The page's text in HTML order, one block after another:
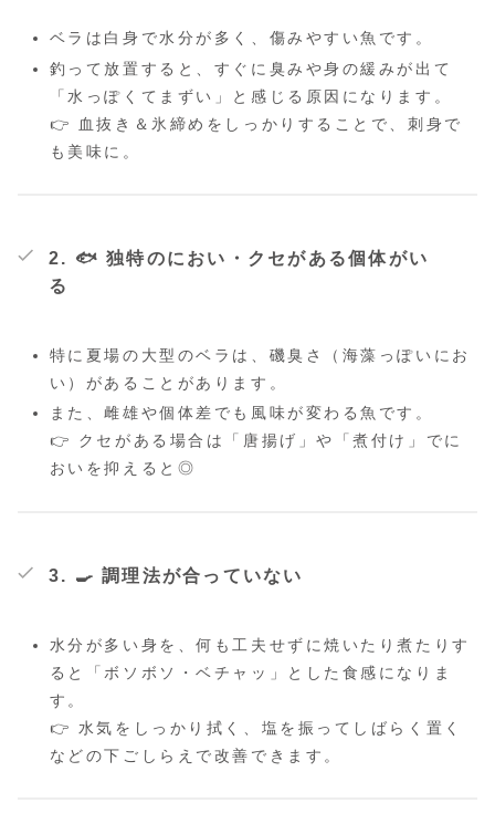
ベラは白身で水分が多く、傷みやすい魚です。
釣って放置すると、すぐに臭みや身の緩みが出て
「水っぽくてまずい」と感じる原因になります。
👉 血抜き＆氷締めをしっかりすることで、刺身で
も美味に。
2. 🐟独特のにおい・クセがある個体がい
る
特に夏場の大型のベラは、磯臭さ（海藻っぽいにお
い）があることがあります。
また、雌雄や個体差でも風味が変わる魚です。
👉 クセがある場合は「唐揚げ」や「煮付け」でに
おいを抑えると◎
3. 🍳調理法が合っていない
水分が多い身を、何も工夫せずに焼いたり煮たりす
ると「ボソボソ・ベチャッ」とした食感になりま
す。
👉 水気をしっかり拭く、塩を振ってしばらく置く
などの下ごしらえで改善できます。